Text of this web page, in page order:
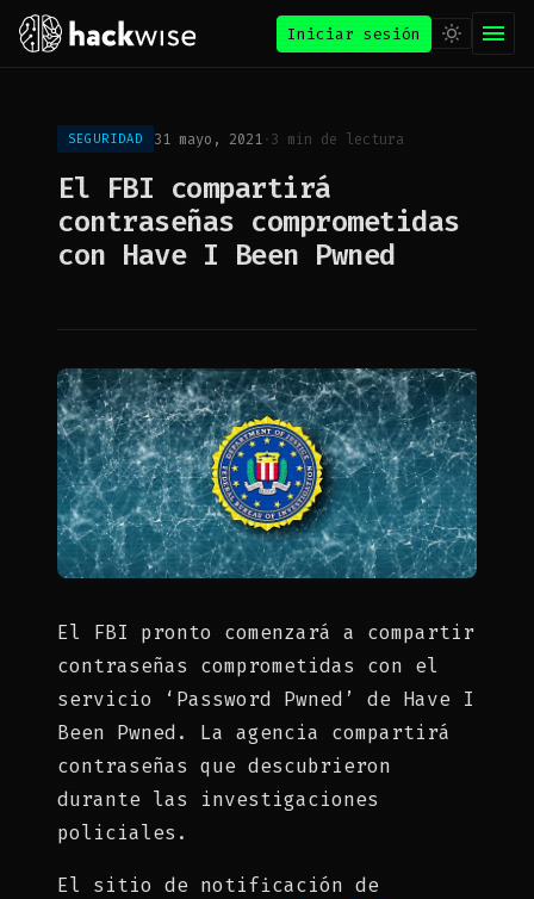
Iniciar sesión
SEGURIDAD 31 mayo, 2021·3 min de lectura
El FBI compartirá
contraseñas comprometidas
con Have I Been Pwned
El FBI pronto comenzará a compartir
contraseñas comprometidas con el
servicio ‘Password Pwned’ de Have I
Been Pwned. La agencia compartirá
contraseñas que descubrieron
durante las investigaciones
policiales.
El sitio de notificación de